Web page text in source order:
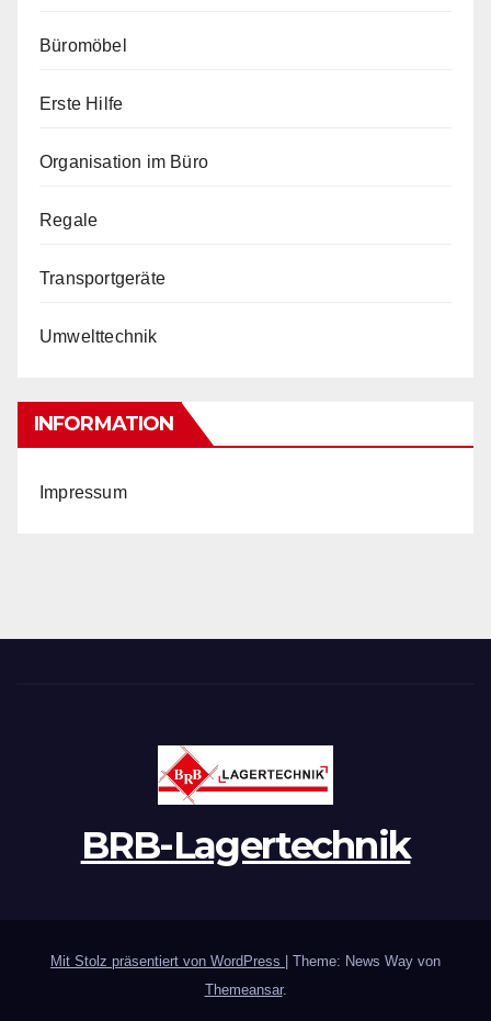
Büromöbel
Erste Hilfe
Organisation im Büro
Regale
Transportgeräte
Umwelttechnik
INFORMATION
Impressum
BRB-Lagertechnik
Mit Stolz präsentiert von WordPress
Theme: News Way von
Themeansar.